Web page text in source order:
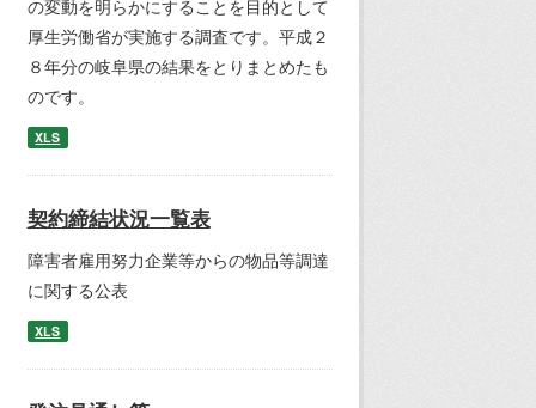
の変動を明らかにすることを目的として
厚生労働省が実施する調査です。平成２
８年分の岐阜県の結果をとりまとめたも
のです。
XLS
契約締結状況一覧表
障害者雇用努力企業等からの物品等調達
に関する公表
XLS